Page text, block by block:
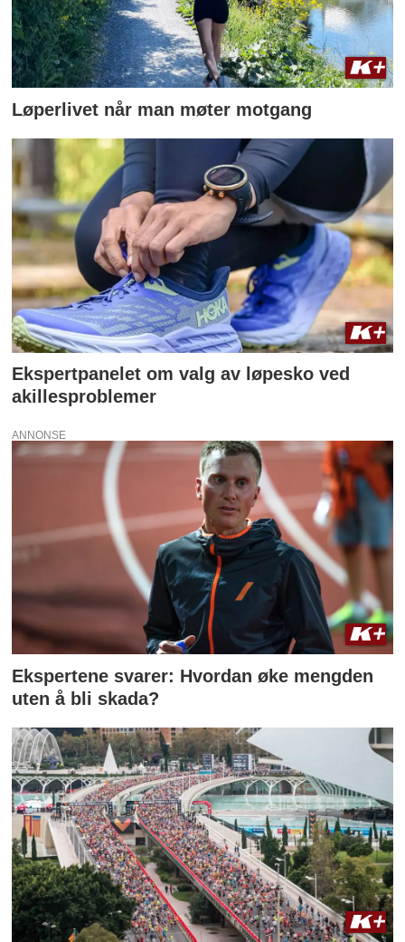
Løperlivet når man møter motgang
Ekspertpanelet om valg av løpesko ved
akillesproblemer
ANNONSE
Ekspertene svarer: Hvordan øke mengden
uten å bli skada?